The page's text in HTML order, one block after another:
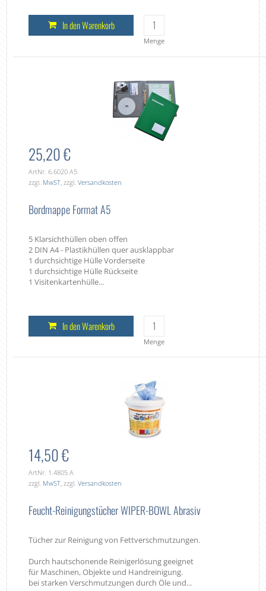
Menge
In den Warenkorb
25,20 €
ArtNr. 6.6020 A5
zzgl. MwST, zzgl.Versandkosten
Bordmappe Format A5
5 Klarsichthüllen oben offen
2 DIN A4 - Plastikhüllen quer ausklappbar
1 durchsichtige Hülle Vorderseite
1 durchsichtige Hülle Rückseite
1 Visitenkartenhülle...
Menge
In den Warenkorb
14,50 €
ArtNr. 1.4805 A
zzgl. MwST, zzgl.Versandkosten
Feucht-Reinigungstücher WIPER-BOWL Abrasiv
Tücher zur Reinigung von Fettverschmutzungen.
Durch hautschonende Reinigerlösung geeignet
für Maschinen, Objekte und Handreinigung.
bei starken Verschmutzungen durch Öle und...